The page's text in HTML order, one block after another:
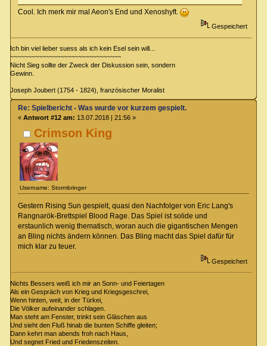
Cool. Ich merk mir mal Aeon's End und Xenoshyft.
Gespeichert
Ich bin viel lieber suess als ich kein Esel sein will...
~~~~~~~~~~~~~~~~~~~~~~~~~~~~~~~
Nicht Sieg sollte der Zweck der Diskussion sein, sondern
Gewinn.
Joseph Joubert (1754 - 1824), französischer Moralist
Crimson King
Username: Stormbringer
Re: Spielbericht - Was wurde vor kurzem gespielt.
« Antwort #12 am: 13.07.2018 | 21:56 »
Gestern Rising Sun gespielt, quasi den Nachfolger von Eric Lang's
Rangnarök-Brettspiel Blood Rage. Das Spiel ist solide und
erstaunlich wenig thematisch, woran auch die gigantischen Mengen
an Bling nichts ändern können. Das Bling macht das Spiel dafür für
mich klar zu teuer.
Gespeichert
Nichts Bessers weiß ich mir an Sonn- und Feiertagen
Als ein Gespräch von Krieg und Kriegsgeschrei,
Wenn hinten, weit, in der Türkei,
Die Völker aufeinander schlagen.
Man steht am Fenster, trinkt sein Gläschen aus
Und sieht den Fluß hinab die bunten Schiffe gleiten;
Dann kehrt man abends froh nach Haus,
Und segnet Fried und Friedenszeiten.